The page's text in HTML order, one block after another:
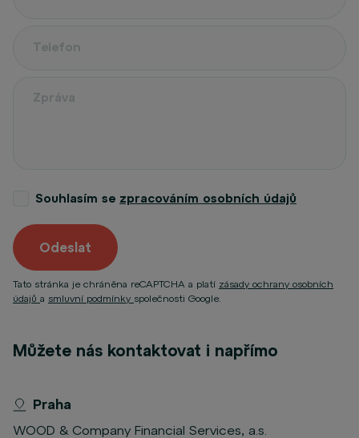
Odeslat
Souhlasím se zpracováním osobních údajů
Tato stránka je chráněna reCAPTCHA a platí zásady ochrany osobních
údajů a smluvní podmínky společnosti Google.
Můžete nás kontaktovat i napřímo
Praha
WOOD & Company Financial Services, a.s.